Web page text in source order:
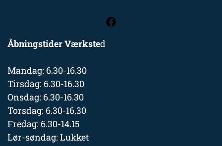
Åbningstider Værksted
Mandag: 6.30-16.30
Tirsdag: 6.30-16.30
Onsdag: 6.30-16.30
Torsdag: 6.30-16.30
Fredag: 6.30-14.15
Lør-søndag: Lukket